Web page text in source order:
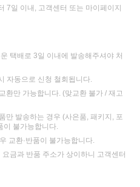
7일 이내, 고객센터 또는 마이페이지
택배로 3일 이내에 발송해주셔야 처
자동으로 신청 철회됩니다.
환만 가능합니다. (맞교환 불가 / 재고
만 발송하는 경우 (사은품, 패키지, 포
이 불가능합니다.
교환·반품이 불가능합니다.
금과 반품 주소가 상이하니 고객센터